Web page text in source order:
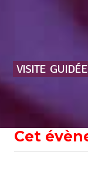
VISITE GUIDÉE
Cet